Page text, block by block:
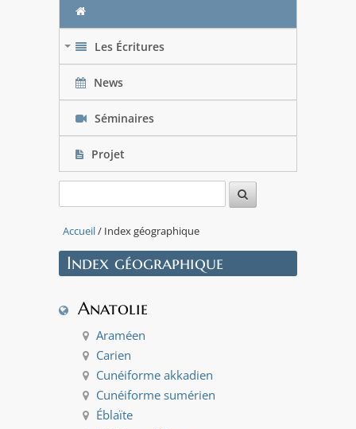
Les Écritures
News
Séminaires
Projet
Accueil/ Index géographique
Index géographique
+
−
Anatolie
Araméen
Carien
Cunéiforme akkadien
Cunéiforme sumérien
Éblaïte